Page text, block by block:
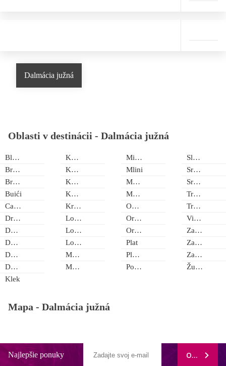
Dalmácia južná
Oblasti v destinácii - Dalmácia južná
Blace
Brijesta
Broce
Buići
Cavtat
Drače
Duba
Duba Pelješka
Dubrava
Dubrovník
Klek
Koločep
Komarna
Konavle
Korčula
Kremena
Lopud
Loviště
Lovorno
Mali Ston
Metković
Miševac
Mlini
Močići
Mokalo
Opuzen
Orašac
Orebič
Plat
Ploče
Podobuče
Slano
Srebreno
Sreser
Trpanj
Trstenik
Viganj
Zastolje
Zaton Doli
Zaton Mali
Žuljana
Mapa - Dalmácia južná
Najlepšie ponuky ODOBERAŤ